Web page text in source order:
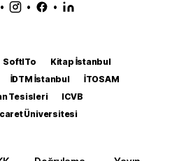
• • •
SoftITo
Kitap İstanbul
İDTM İstanbul
İTOSAM
Tesisleri
ICVB
Üniversitesi